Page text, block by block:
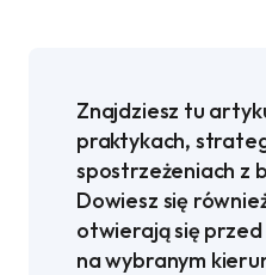
Znajdziesz tu
praktykach,
spostrzeżeniach z
Dowiesz się
otwierają się
na wybranym